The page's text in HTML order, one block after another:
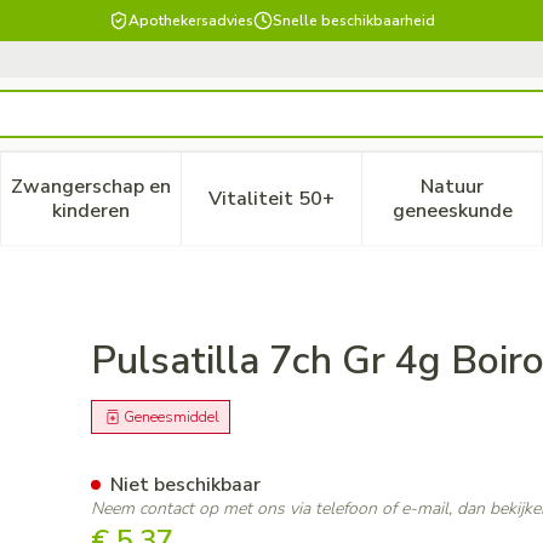
Apothekersadvies Snelle beschikbaarheid
verzorging en hygiëne categorie
voor Dieet, voeding en vitamines categorie
Zwangerschap en
kinderenToon submenu voor Zwangerschap en kinderen
Vitaliteit 50+Toon submenu voor Vitaliteit
Natuur
geneeskunde
Toon
Pulsatilla 7ch Gr 4g
Geneesmiddel
Niet beschikbaar
Neem contact op met ons via telefoon of e-mail, dan